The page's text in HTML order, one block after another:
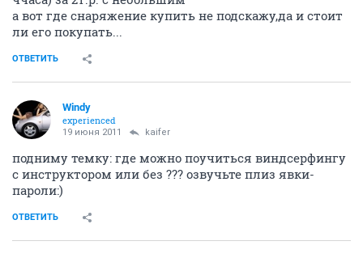
а вот где снаряжение купить не подскажу,да и стоит
ли его покупать...
ОТВЕТИТЬ
Windy
experienced
19 июня 2011 kaifer
подниму темку: где можно поучиться виндсерфингу
с инструктором или без ??? озвучьте плиз явки-
пароли:)
ОТВЕТИТЬ